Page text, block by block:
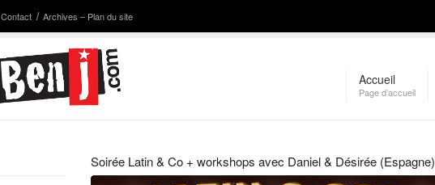
Contact Archives – Plan du site
Accueil
Page d’accueil
Soirée Latin & Co + workshops avec Daniel & Désirée (Espagne)